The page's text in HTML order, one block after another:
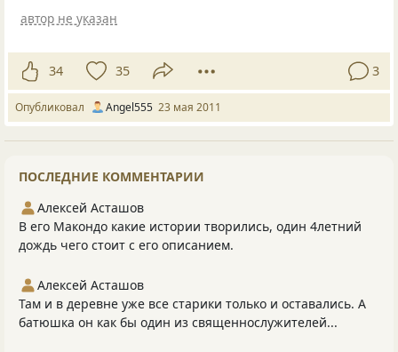
автор не указан
34 35 3
Опубликовал Аngel555 23 мая 2011
ПОСЛЕДНИЕ КОММЕНТАРИИ
Алексей Асташов
В его Макондо какие истории творились, один 4летний
дождь чего стоит с его описанием.
Алексей Асташов
Там и в деревне уже все старики только и оставались. А
батюшка он как бы один из священнослужителей...